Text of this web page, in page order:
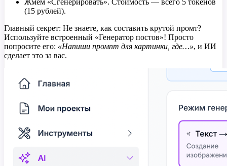
(15 рублей).
Главный секрет: Не знаете, как составить крутой промт?
Используйте встроенный «Генератор постов»! Просто
попросите его: «Напиши промпт для картинки, где…», и ИИ
сделает это за вас.